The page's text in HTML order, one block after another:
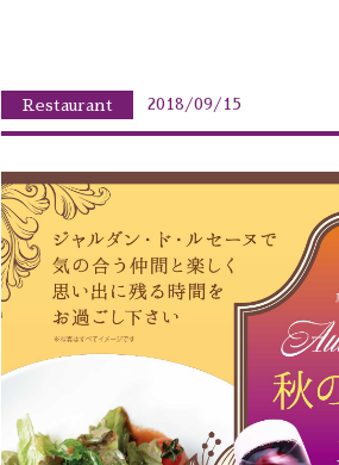
Restaurant 2018/09/15